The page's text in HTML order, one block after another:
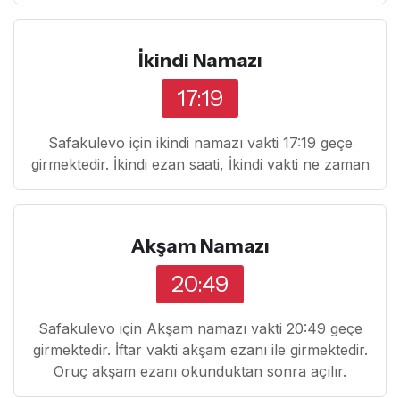
İkindi Namazı
17:19
Safakulevo için ikindi namazı vakti 17:19 geçe
girmektedir. İkindi ezan saati, İkindi vakti ne zaman
Akşam Namazı
20:49
Safakulevo için Akşam namazı vakti 20:49 geçe
girmektedir. İftar vakti akşam ezanı ile girmektedir.
Oruç akşam ezanı okunduktan sonra açılır.